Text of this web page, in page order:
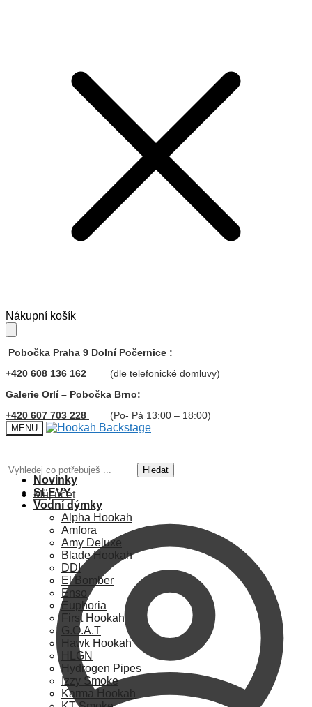
Skip
to
navigation
Skip
to
content
Nákupní košík
Pobočka Praha 9 Dolní Počernice :
+420 608 136 162
(dle telefonické domluvy)
Galerie Orlí – Pobočka Brno:
+420 607 703 228
(Po- Pá 13:00 – 18:00)
MENU
Hledat: Hledat
Můj účet
Novinky
SLEVY
Vodní dýmky
Alpha Hookah
Amfora
Amy Deluxe
Blade Hookah
DDI
El Bomber
Enso
Euphoria
First Hookah
G.O.A.T
Hawk Hookah
HLGN
Hydrogen Pipes
Izzy Smoke
Karma Hookah